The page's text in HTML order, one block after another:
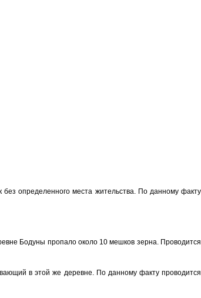
определенного места жительства. По данному факту
Бодуны пропало около 10 мешков зерна. Проводится
в этой же деревне. По данному факту проводится